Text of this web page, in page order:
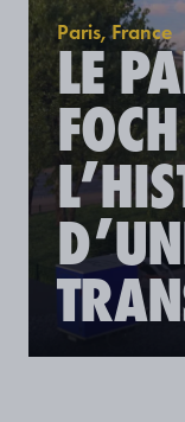
Paris, France
LE